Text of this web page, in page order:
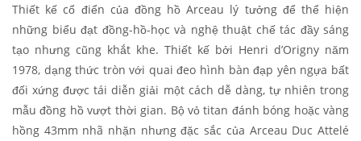
Thiết kế cổ điển của đồng hồ Arceau lý tưởng để thể hiện
những biểu đạt đồng-hồ-học và nghệ thuật chế tác đầy sáng
tạo nhưng cũng khắt khe. Thiết kế bởi Henri d’Origny năm
1978, dạng thức tròn với quai đeo hình bàn đạp yên ngựa bất
đối xứng được tái diễn giải một cách dễ dàng, tự nhiên trong
mẫu đồng hồ vượt thời gian. Bộ vỏ titan đánh bóng hoặc vàng
hồng 43mm nhã nhặn nhưng đặc sắc của Arceau Duc Attelé